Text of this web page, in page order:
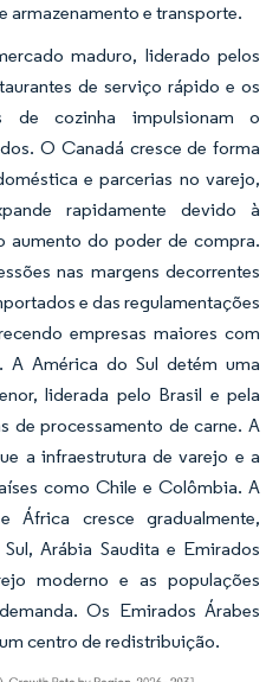
armazenamento e transporte.
maduro, liderado pelos
de serviço rápido e os
de cozinha impulsionam o
O Canadá cresce de forma
e parcerias no varejo,
rapidamente devido à
aumento do poder de compra.
nas margens decorrentes
e das regulamentações
empresas maiores com
A América do Sul detém uma
liderada pelo Brasil e pela
de processamento de carne. A
a infraestrutura de varejo e a
como Chile e Colômbia. A
cresce gradualmente,
Arábia Saudita e Emirados
moderno e as populações
Os Emirados Árabes
centro de redistribuição.